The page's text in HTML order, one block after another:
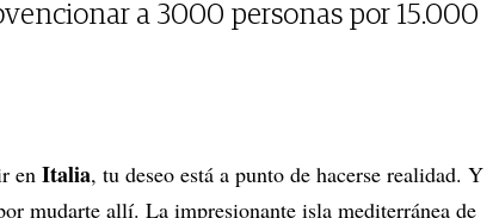
a 3000 personas por 15.000
en Italia, tu deseo está a punto de hacerse realidad. Y
mudarte allí. La impresionante isla mediterránea de